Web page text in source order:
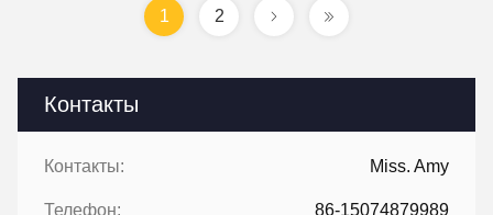
Контакты
Контакты: Miss. Amy
Телефон: 86-15074879989
1 2